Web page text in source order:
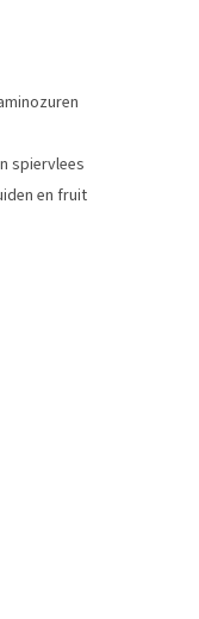
spiervlees
en fruit